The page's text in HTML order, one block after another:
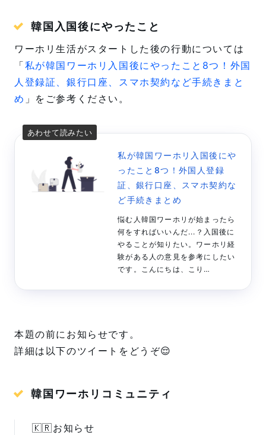
韓国入国後にやったこと
ワーホリ生活がスタートした後の行動については
「私が韓国ワーホリ入国後にやったこと8つ！外国
人登録証、銀行口座、スマホ契約など手続きまと
め 」をご参考ください。
私が韓国ワーホリ入国後にや
ったこと8つ！外国人登録
証、銀行口座、スマホ契約な
ど手続きまとめ
悩む人韓国ワーホリが始まったら
何をすればいいんだ...？入国後に
やることが知りたい。ワーホリ経
験がある人の意見を参考にしたい
です。こんにちは、こり
という方へ向けて、私が実際にワ
します。 これからワーホリ予定の
本題の前にお知らせです。
詳細は以下のツイートをどうぞ😌
韓国ワーホリコミュニティ
🇰🇷お知らせ